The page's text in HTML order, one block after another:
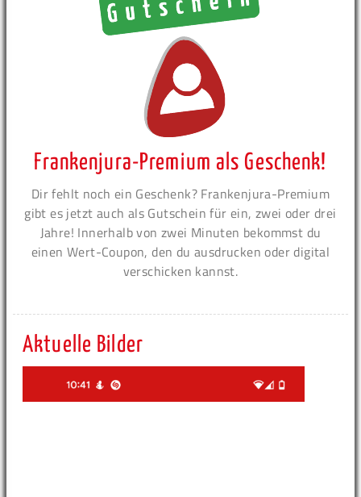
Frankenjura-Premium als Geschenk!
Dir fehlt noch ein Geschenk? Frankenjura-Premium
gibt es jetzt auch als Gutschein für ein, zwei oder drei
Jahre! Innerhalb von zwei Minuten bekommst du
einen Wert-Coupon, den du ausdrucken oder digital
verschicken kannst.
Aktuelle Bilder